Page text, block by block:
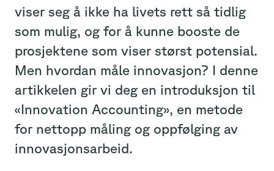
viser seg å ikke ha livets rett så tidlig
som mulig, og for å kunne booste de
prosjektene som viser størst potensial.
Men hvordan måle innovasjon? I denne
artikkelen gir vi deg en introduksjon til
«Innovation Accounting», en metode
for nettopp måling og oppfølging av
innovasjonsarbeid.